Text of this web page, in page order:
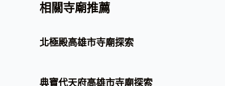
相關寺廟推薦
北極殿高雄市寺廟探索
典寶代天府高雄市寺廟探索